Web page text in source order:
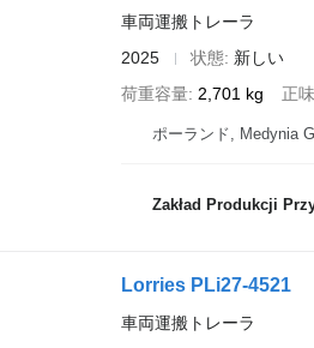
車両運搬トレーラ
2025
状態 新しい
荷重容量 2,701 kg 正
ポーランド, Medynia
Zakład Produkcji
Lorries PLi27-4521
車両運搬トレーラ